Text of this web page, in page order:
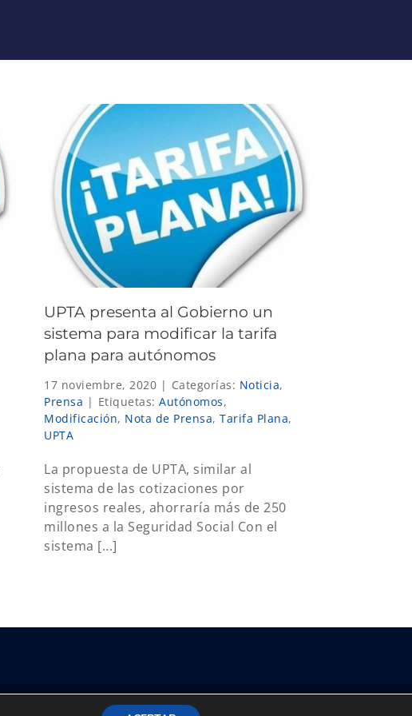
UPTA presenta al Gobierno un
sistema para modificar la tarifa
plana para autónomos
17 noviembre, 2020 | Categorías: Noticia,
Prensa | Etiquetas: Autónomos,
Modificación, Nota de Prensa, Tarifa Plana,
UPTA
La propuesta de UPTA, similar al
sistema de las cotizaciones por
ingresos reales, ahorraría más de 250
millones a la Seguridad Social Con el
sistema [...]